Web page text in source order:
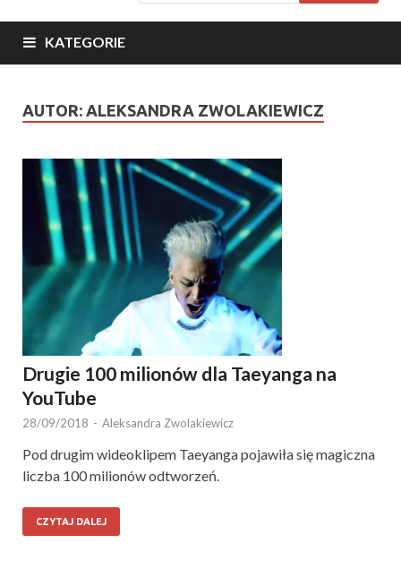
KATEGORIE
AUTOR: ALEKSANDRA ZWOLAKIEWICZ
Drugie 100 milionów dla Taeyanga na
YouTube
28/09/2018 - Aleksandra Zwolakiewicz
Pod drugim wideoklipem Taeyanga pojawiła się magiczna
liczba 100 milionów odtworzeń.
CZYTAJ DALEJ